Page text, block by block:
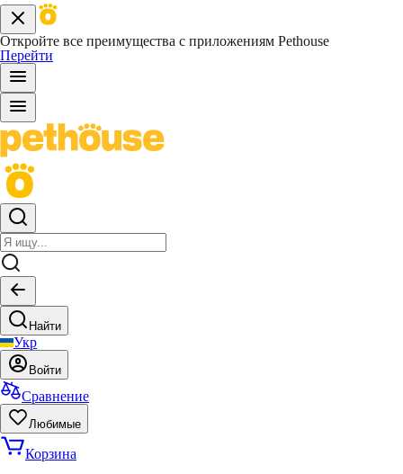
Откройте все преимущества с приложениям Pethouse
Перейти
Найти
Укр
Войти
Сравнение
Любимые
Корзина